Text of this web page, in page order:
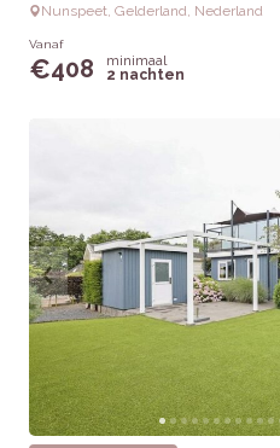
Nunspeet, Gelderland, Nederland
Vanaf
€408
minimaal
2 nachten